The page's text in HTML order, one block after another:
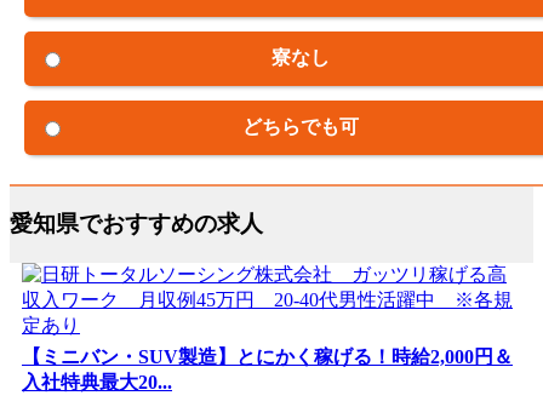
寮なし
どちらでも可
愛知県でおすすめの求人
【ミニバン・SUV製造】とにかく稼げる！時給2,000円＆
入社特典最大20...